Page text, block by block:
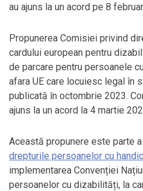
au ajuns la un acord pe 8
Propunerea Comisiei privind
cardului european pentru
de parcare pentru persoanele
afara UE care locuiesc legal în
publicată în octombrie 2023.
ajuns la un acord la 4 martie
Această propunere este parte a
drepturile persoanelor cu
implementarea Convenției
persoanelor cu dizabilități, la